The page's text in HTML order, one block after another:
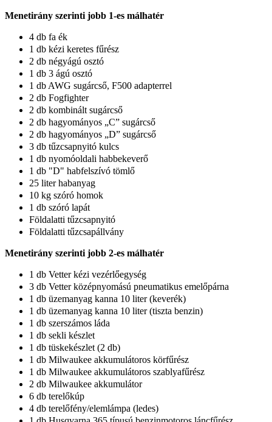
Menetirány szerinti jobb 1-es málhatér
4 db fa ék
1 db kézi keretes fűrész
2 db négyágú osztó
1 db 3 ágú osztó
1 db AWG sugárcső, F500 adapterrel
2 db Fogfighter
2 db kombinált sugárcső
2 db hagyományos „C” sugárcső
2 db hagyományos „D” sugárcső
3 db tűzcsapnyitó kulcs
1 db nyomóoldali habbekeverő
1 db "D" habfelszívó tömlő
25 liter habanyag
10 kg szóró homok
1 db szóró lapát
Földalatti tűzcsapnyitó
Földalatti tűzcsapállvány
Menetirány szerinti jobb 2-es málhatér
1 db Vetter kézi vezérlőegység
3 db Vetter középnyomású pneumatikus emelőpárna
1 db üzemanyag kanna 10 liter (keverék)
1 db üzemanyag kanna 10 liter (tiszta benzin)
1 db szerszámos láda
1 db sekli készlet
1 db tüskekészlet (2 db)
1 db Milwaukee akkumulátoros körfűrész
1 db Milwaukee akkumulátoros szablyafűrész
2 db Milwaukee akkumulátor
6 db terelőkúp
4 db terelőfény/elemlámpa (ledes)